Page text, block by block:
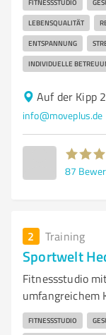
FITNESSSTUDIO
LEBENSQUALITÄT
ENTSPANNUNG
INDIVIDUELLE
Auf der Kipp
info@moveplus.de
87
2 Training
Sportwelt
Fitnessstudio
umfangreichem
FITNESSSTUDIO